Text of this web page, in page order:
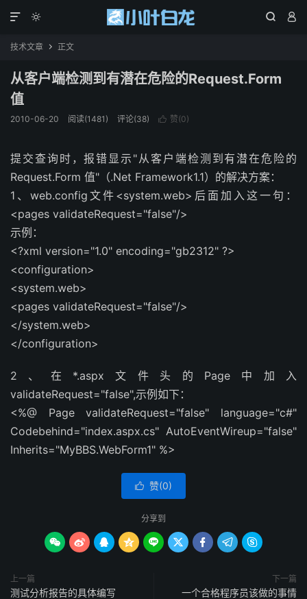
  

技术文章  正文
从客户端检测到有潜在危险的Request.Form
值
2010-06-20 阅读(1481) 评论(38)  赞(0)
提交查询时，报错显示"从客户端检测到有潜在危险的
Request.Form 值"（.Net Framework1.1）的解决方案：
1、web.config文件<system.web>后面加入这一句：
<pages validateRequest="false"/>
示例：
<?xml version="1.0" encoding="gb2312" ?>
<configuration>
<system.web>
<pages validateRequest="false"/>
</system.web>
</configuration>
2、在*.aspx文件头的Page中加入
validateRequest="false",示例如下：
<%@ Page validateRequest="false" language="c#"
Codebehind="index.aspx.cs" AutoEventWireup="false"
Inherits="MyBBS.WebForm1" %>
 赞(0)
分享到
        
上一篇
测试分析报告的具体编写
下一篇
一个合格程序员该做的事情